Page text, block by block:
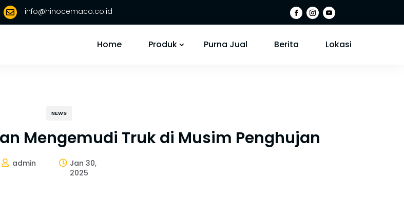
 info@hinocemaco.co.id
Home Produk Purna Jual Berita Lokasi
NEWS
Mengemudi Truk di Musim Penghujan
 admin  Jan 30,
2025